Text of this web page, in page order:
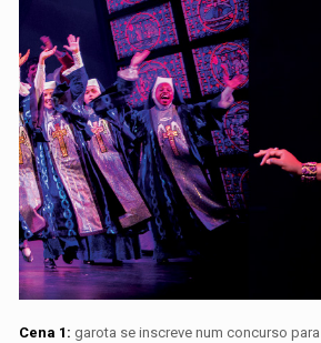
Cena 1: garota se inscreve num concurso